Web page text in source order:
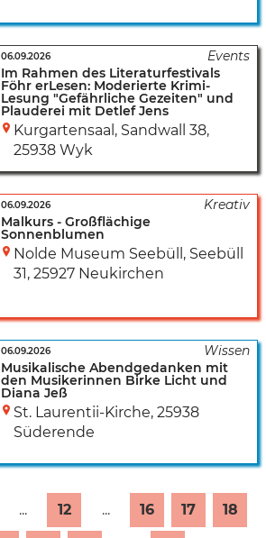
06.09.2026
Im Rahmen des Literaturfestivals
Föhr erLesen: Moderierte Krimi-
Lesung "Gefährliche Gezeiten" und
Plauderei mit Detlef Jens
Kurgartensaal , Sandwall 38,
25938 Wyk
06.09.2026
Malkurs - Großflächige
Sonnenblumen
Nolde Museum Seebüll , Seebüll
31, 25927 Neukirchen
06.09.2026
Musikalische Abendgedanken mit
den Musikerinnen Birke Licht und
Diana Jeß
St. Laurentii-Kirche, 25938
Süderende
... 12 ... 16 17 18